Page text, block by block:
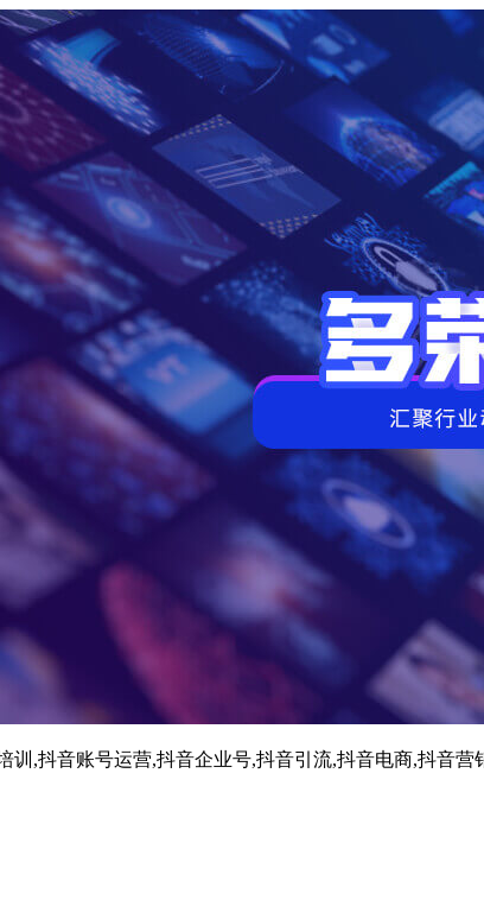
,抖音账号运营,抖音企业号,抖音引流,抖音电商,抖音营